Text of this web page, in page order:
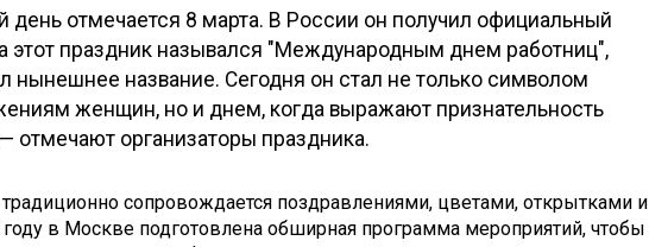
отмечается 8 марта. В России он получил официальный
этот праздник назывался "Международным днем работниц",
нынешнее название. Сегодня он стал не только символом
женщин, но и днем, когда выражают признательность
отмечают организаторы праздника.
сопровождается поздравлениями, цветами, открытками и
в Москве подготовлена обширная программа мероприятий, чтобы